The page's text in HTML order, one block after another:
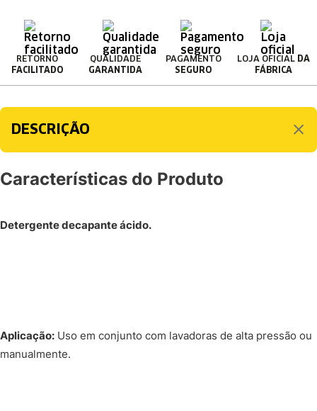
RETORNO
FACILITADO
QUALIDADE
GARANTIDA
PAGAMENTO
SEGURO
LOJA OFICIAL DA
FÁBRICA
DESCRIÇÃO
Características do Produto
Detergente decapante ácido.
Aplicação: Uso em conjunto com lavadoras de alta pressão ou
manualmente.